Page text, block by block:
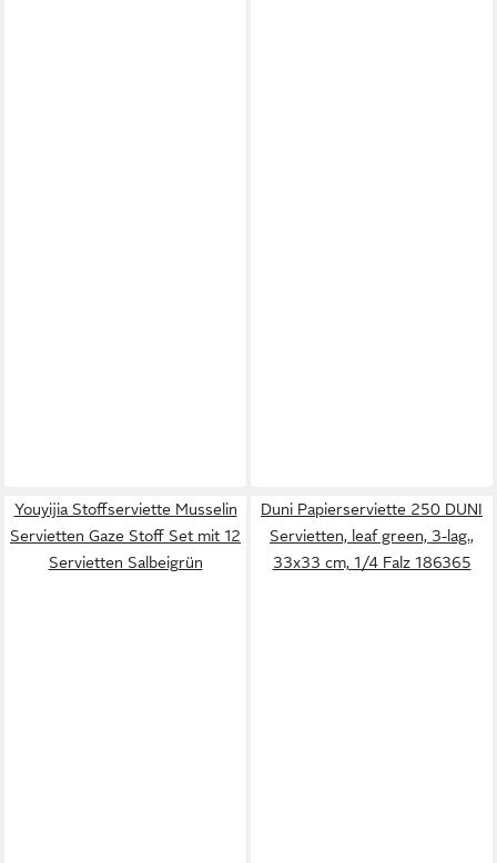
Youyijia Stoffserviette Musselin
Servietten Gaze Stoff Set mit 12
Servietten Salbeigrün
Duni Papierserviette 250 DUNI
Servietten, leaf green, 3-lag.,
33x33 cm, 1/4 Falz 186365